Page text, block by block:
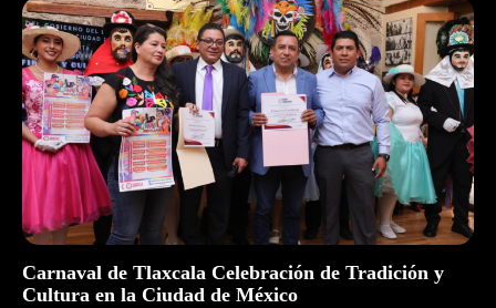
Carnaval de Tlaxcala Celebración de Tradición y
Cultura en la Ciudad de México